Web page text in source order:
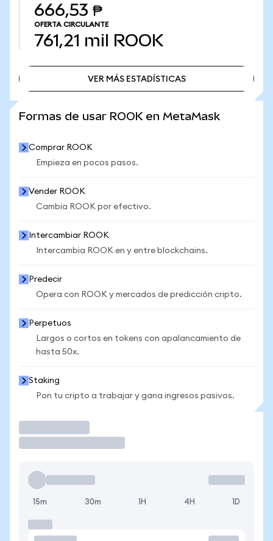
666,53 ₱
OFERTA CIRCULANTE
761,21 mil ROOK
VER MÁS ESTADÍSTICAS
Formas de usar ROOK en MetaMask
Comprar ROOK
Empieza en pocos pasos.
Vender ROOK
Cambia ROOK por efectivo.
Intercambiar ROOK
Intercambia ROOK en y entre blockchains.
Predecir
Opera con ROOK y mercados de predicción cripto.
Perpetuos
Largos o cortos en tokens con apalancamiento de
hasta 50x.
Staking
Pon tu cripto a trabajar y gana ingresos pasivos.
15m 30m 1H 4H 1D